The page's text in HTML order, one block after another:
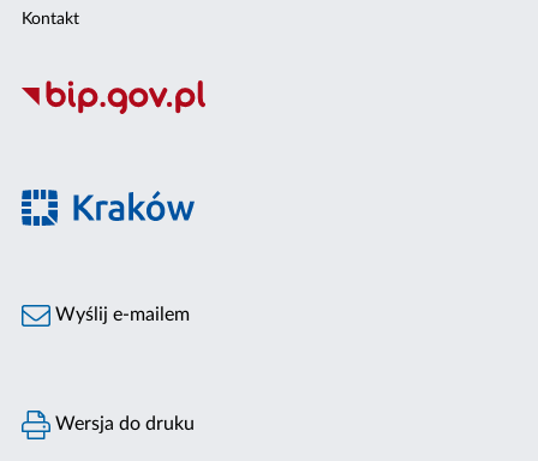
Kontakt
Wyślij e-mailem
Wersja do druku